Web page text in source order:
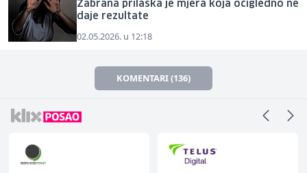
Zabrana prilaska je mjera koja očigledno ne
daje rezultate
02.05.2026. u 12:18
KOMENTARI (136)